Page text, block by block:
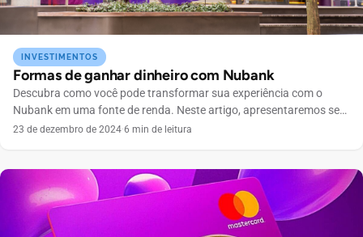
INVESTIMENTOS
Formas de ganhar dinheiro com Nubank
Descubra como você pode transformar sua experiência com o
Nubank em uma fonte de renda. Neste artigo, apresentaremos sete
estratégias eficazes que não apenas ajudam a maximizar seus
dicas para otimizar seus ganhos com o Nubank […]
23 de dezembro de 2024·6 min de leitura